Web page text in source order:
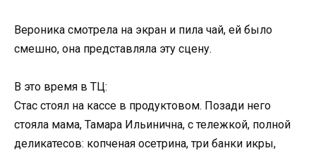
Вероника смотрела на экран и пила чай, ей было
смешно, она представляла эту сцену.
В это время в ТЦ:
Стас стоял на кассе в продуктовом. Позади него
стояла мама, Тамара Ильинична, с тележкой, полной
деликатесов: копченая осетрина, три банки икры,